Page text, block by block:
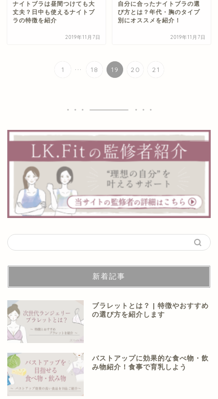
ナイトブラは昼間つけても大
丈夫？日中も使えるナイトブ
ラの特徴を紹介
2019年11月7日
自分に合ったナイトブラの選
び方とは？年代・胸のタイプ
別にオススメを紹介！
2019年11月7日
1 ... 18 19 20 21
新着記事
ブラレットとは？ | 特徴やおすすめ
の選び方を紹介します
バストアップに効果的な食べ物・飲
み物紹介！食事で育乳しよう